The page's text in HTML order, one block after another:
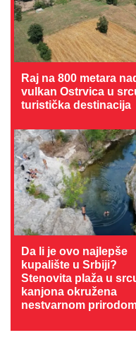
Raj na 800 metara
vulkan Ostrvica u
turistička destinacija
Da li je ovo najlepše
kupalište u Srbiji?
Stenovita plaža u
kanjona okružena
nestvarnom